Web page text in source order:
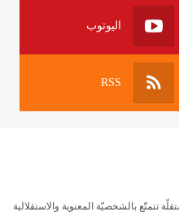
اليوتوب
RSS
تتمتّع بالشخصيّة المعنوية والاستقلالية